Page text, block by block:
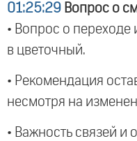
01:25:29 Вопрос о
• Вопрос о
в цветочный.
• Рекомендация
несмотря на
• Важность связей и